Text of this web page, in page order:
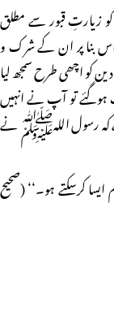
قبور سے مطلق
اس بنا پر ان کے شرک و
کو اچھی طرح سمجھ لیا
تو آپ نے انہیں
کہ رسول اللہﷺ نے
کرسکتے ہو۔‘‘ (صحیح